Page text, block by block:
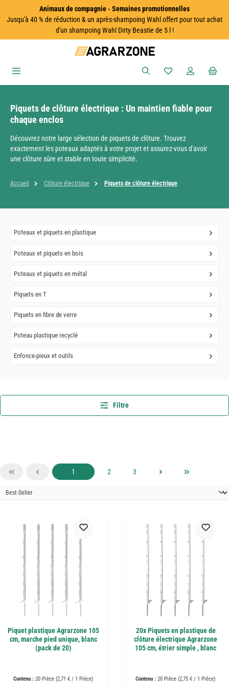
Passer au contenu principalAnimaux de compagnie - Semaines promotionnelles
Jusqu'à 40 % de réduction & un après-shampoing Wahl offert pour tout achat
d'un shampoing Wahl Dirty Beastie de 5 l !
Vous avez 0
Piquets de clôture électrique : Un maintien fiable pour
chaque enclos
Découvrez notre large sélection de piquets de clôture. Trouvez
exactement les poteaux adaptés à votre projet et assurez-vous d'avoir
une clôture sûre et stable en toute simplicité.
Accueil Clôture électrique Piquets de clôture électrique
Poteaux et piquets en plastique
Poteaux et piquets en bois
Poteaux et piquets en métal
Piquets en T
Piquets en fibre de verre
Poteau plastique recyclé
Enfonce-pieux et outils
Filtre
Page
1 Page
2 Page
3
Piquet plastique Agrarzone 105
cm, marche pied unique, blanc
(pack de 20)
Contenu : 20 Pièce (2,71 € / 1 Pièce)
20x Piquets en plastique de
clôture électrique Agrarzone
105 cm, étrier simple , blanc
Contenu : 20 Pièce (2,75 € / 1 Pièce)